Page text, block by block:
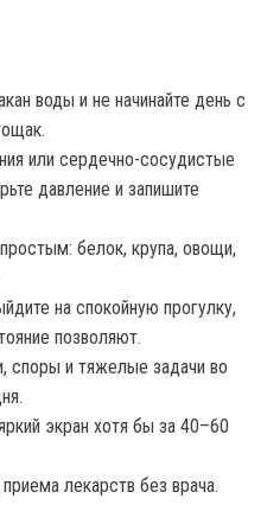
воды и не начинайте день с
или сердечно-сосудистые
давление и запишите
белок, крупа, овощи,
на спокойную прогулку,
позволяют.
споры и тяжелые задачи во
экран хотя бы за 40–60
лекарств без врача.